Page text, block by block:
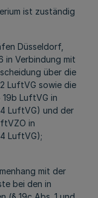
ist zuständig
Düsseldorf,
in Verbindung mit
über die
LuftVG sowie die
LuftVG in
LuftVG) und der
in
LuftVG);
mit der
bei den in